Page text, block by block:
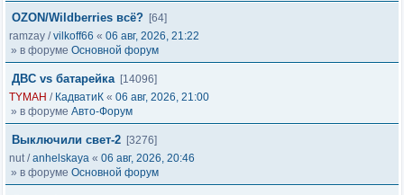
OZON/Wildberries всё? [64]
ramzay /vilkoff66 « 06 авг, 2026, 21:22
» в форуме Основной форум
ДВС vs батарейка [14096]
TYMAH / КадватиК « 06 авг, 2026, 21:00
» в форуме Авто-Форум
Выключили свет-2 [3276]
nut/anhelskaya « 06 авг, 2026, 20:46
» в форуме Основной форум